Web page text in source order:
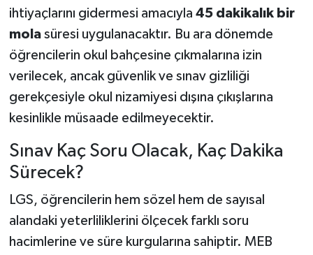
ihtiyaçlarını gidermesi amacıyla 45 dakikalık bir
molasüresi uygulanacaktır. Bu ara dönemde
öğrencilerin okul bahçesine çıkmalarına izin
verilecek, ancak güvenlik ve sınav gizliliği
gerekçesiyle okul nizamiyesi dışına çıkışlarına
kesinlikle müsaade edilmeyecektir.
Sınav Kaç Soru Olacak, Kaç Dakika
Sürecek?
LGS, öğrencilerin hem sözel hem de sayısal
alandaki yeterliliklerini ölçecek farklı soru
hacimlerine ve süre kurgularına sahiptir. MEB